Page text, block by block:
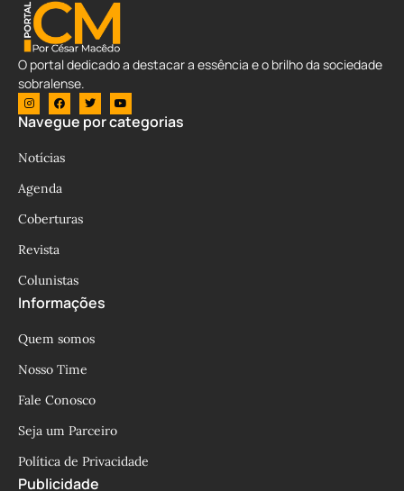
O portal dedicado a destacar a essência e o brilho da sociedade
sobralense.
Navegue por categorias
Notícias
Agenda
Coberturas
Revista
Colunistas
Informações
Quem somos
Nosso Time
Fale Conosco
Seja um Parceiro
Política de Privacidade
Publicidade